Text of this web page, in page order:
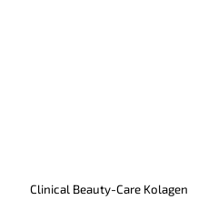
Clinical Beauty-Care Kolagen